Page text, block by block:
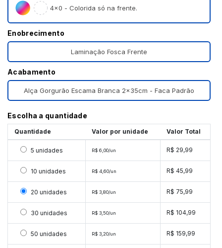
4×0 - Colorida só na frente.
Enobrecimento
Laminação Fosca Frente
Acabamento
Alça Gorgurão Escama Branca 2x35cm - Faca Padrão
Escolha a quantidade
Quantidade Valor por unidade Valor Total
Selecionar 5 unidades
5 unidades R$ 6,00/un R$ 29,99
Selecionar 10 unidades
10 unidades R$ 4,60/un R$ 45,99
Selecionar 20 unidades
20 unidades R$ 3,80/un R$ 75,99
Selecionar 30 unidades
30 unidades R$ 3,50/un R$ 104,99
Selecionar 50 unidades
50 unidades R$ 3,20/un R$ 159,99